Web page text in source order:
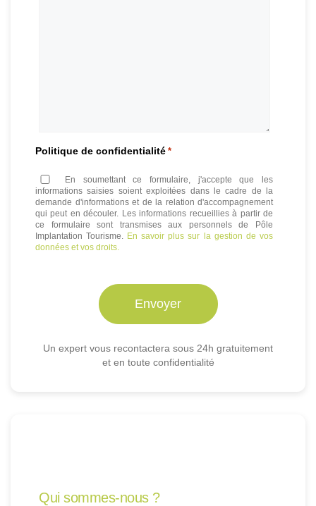
Politique de confidentialité *
En soumettant ce formulaire, j'accepte que les
informations saisies soient exploitées dans le cadre de la
demande d'informations et de la relation d'accompagnement
qui peut en découler. Les informations recueillies à partir de
ce formulaire sont transmises aux personnels de Pôle
Implantation Tourisme. En savoir plus sur la gestion de vos
données et vos droits.
Un expert vous recontactera sous 24h gratuitement
et en toute confidentialité
Qui sommes-nous ?